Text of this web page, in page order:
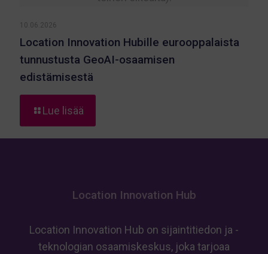
10.06.2026
Location Innovation Hubille eurooppalaista
tunnustusta GeoAI-osaamisen
edistämisestä
Lue lisää
Location
Innovation
osaamisen
Location Innovation Hub
Location Innovation Hub on sijaintitiedon ja -
teknologian osaamiskeskus, joka tarjoaa